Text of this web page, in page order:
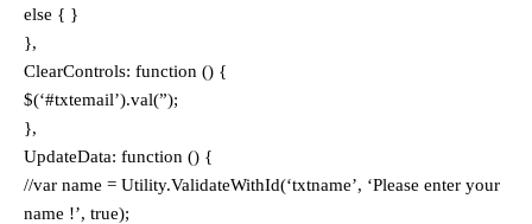
else { }
},
ClearControls: function () {
$(‘#txtemail’).val(”);
},
UpdateData: function () {
//var name = Utility.ValidateWithId(‘txtname’, ‘Please enter your
name !’, true);